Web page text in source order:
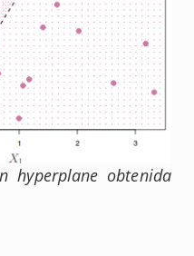
hyperplane obtenida